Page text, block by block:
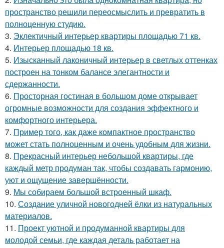
пространство решили переосмыслить и превратить в
полноценную студию.
3. Эклектичный интерьер квартиры площадью 71 кв.
4. Интерьер площадью 18 кв.
5. Изысканный лаконичный интерьер в светлых оттенках
построен на тонком балансе элегантности и
сдержанности.
6. Просторная гостиная в большом доме открывает
огромные возможности для создания эффектного и
комфортного интерьера.
7. Пример того, как даже компактное пространство
может стать полноценным и очень удобным для жизни.
8. Прекрасный интерьер небольшой квартиры, где
каждый метр продуман так, чтобы создавать гармонию,
уют и ощущение завершённости.
9. Мы собираем большой встроенный шкаф.
10. Создание уличной новогодней ёлки из натуральных
материалов.
11. Проект уютной и продуманной квартиры для
молодой семьи, где каждая деталь работает на